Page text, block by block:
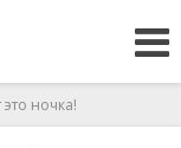
это ночка!